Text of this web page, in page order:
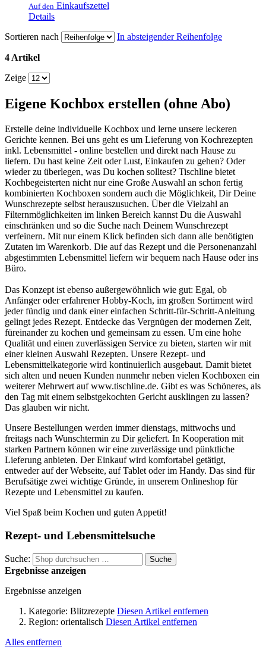
Auf den Einkaufszettel
Details
Sortieren nach
In absteigender Reihenfolge
4 Artikel
Zeige
Eigene Kochbox erstellen (ohne Abo)
Erstelle deine individuelle Kochbox und lerne unsere leckeren
Gerichte kennen. Bei uns geht es um Lieferung von Kochrezepten
inkl. Lebensmittel - online bestellen und direkt nach Hause zu
liefern. Du hast keine Zeit oder Lust, Einkaufen zu gehen? Oder
wieder zu überlegen, was Du kochen solltest? Tischline bietet
Kochbegeisterten nicht nur eine Große Auswahl an schon fertig
kombinierten Kochboxen sondern auch die Möglichkeit, Dir Deine
Wunschrezepte selbst herauszusuchen. Über die Vielzahl an
Filternmöglichkeiten im linken Bereich kannst Du die Auswahl
einschränken und so die Suche nach Deinem Wunschrezept
verfeinern. Mit nur einem Klick befinden sich dann alle benötigten
Zutaten im Warenkorb. Die auf das Rezept und die Personenanzahl
abgestimmten Lebensmittel liefern wir bequem nach Hause oder ins
Büro.
Das Konzept ist ebenso außergewöhnlich wie gut: Egal, ob
Anfänger oder erfahrener Hobby-Koch, im großen Sortiment wird
jeder fündig und dank einer einfachen Schritt-für-Schritt-Anleitung
gelingt jedes Rezept. Entdecke das Vergnügen der modernen Zeit,
füreinander zu kochen und gemeinsam zu essen. Um eine hohe
Qualität und einen zuverlässigen Service zu bieten, starten wir mit
einer kleinen Auswahl Rezepten. Unsere Rezept- und
Lebensmittelkategorie wird kontinuierlich ausgebaut. Damit bietet
sich alten und neuen Kunden nunmehr neben vielen Kochboxen ein
weiterer Mehrwert auf www.tischline.de. Gibt es was Schöneres, als
den Tag mit einem selbstgekochten Gericht ausklingen zu lassen?
Das glauben wir nicht.
Unsere Bestellungen werden immer dienstags, mittwochs und
freitags nach Wunschtermin zu Dir geliefert. In Kooperation mit
starken Partnern können wir eine zuverlässige und pünktliche
Lieferung anbieten. Der Einkauf wird komfortabel getätigt,
entweder auf der Webseite, auf Tablet oder im Handy. Das sind für
Berufsätige zwei wichtige Gründe, in unserem Onlineshop für
Rezepte und Lebensmittel zu kaufen.
Viel Spaß beim Kochen und guten Appetit!
Rezept- und Lebensmittelsuche
Suche: Suche
Ergebnisse anzeigen
Ergebnisse anzeigen
Kategorie: Blitzrezepte Diesen Artikel entfernen
Region: orientalisch Diesen Artikel entfernen
Alles entfernen